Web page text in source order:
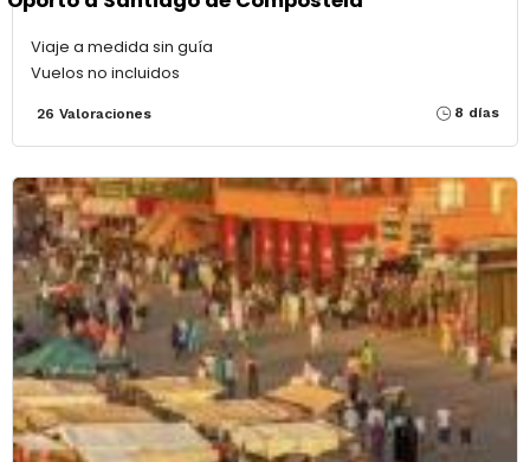
Viaje a medida sin guía
Vuelos no incluidos
26 Valoraciones 8 días